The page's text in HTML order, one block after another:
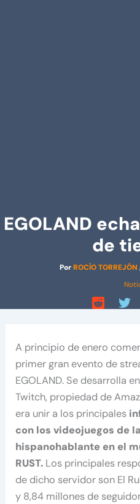
EGOLAND
de
PorROCÍO TORREJÓN
A principio de enero
primer gran evento de
EGOLAND. Se desarrolla
Twitch, propiedad de
era unir a los principales
con los videojuegos de
hispanohablante en el
RUST. Los principales
de dicho servidor son El
y 8,84 millones de